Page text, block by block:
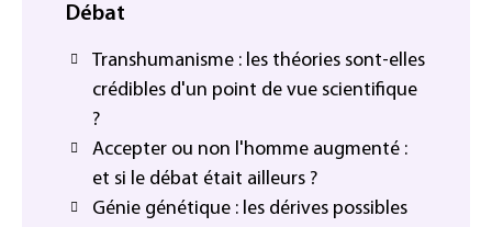
Débat
Transhumanisme : les théories sont-elles
crédibles d'un point de vue scientifique
?
Accepter ou non l'homme augmenté :
et si le débat était ailleurs ?
Génie génétique : les dérives possibles